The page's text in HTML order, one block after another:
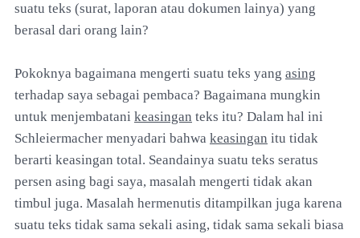
suatu teks (surat, laporan atau dokumen lainya) yang
berasal dari orang lain?
Pokoknya bagaimana mengerti suatu teks yang asing
terhadap saya sebagai pembaca? Bagaimana mungkin
untuk menjembatani keasingan teks itu? Dalam hal ini
Schleiermacher menyadari bahwa keasingan itu tidak
berarti keasingan total. Seandainya suatu teks seratus
persen asing bagi saya, masalah mengerti tidak akan
timbul juga. Masalah hermenutis ditampilkan juga karena
suatu teks tidak sama sekali asing, tidak sama sekali biasa